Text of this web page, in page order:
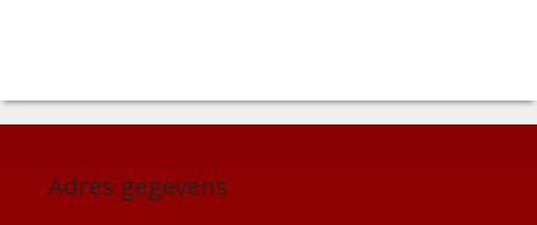
Adres gegevens